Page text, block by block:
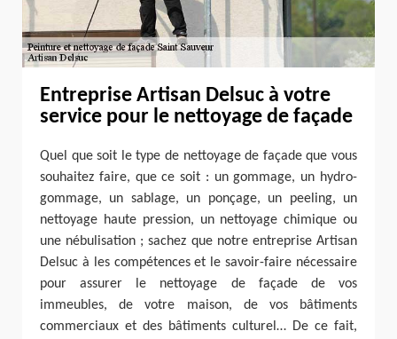
Entreprise Artisan Delsuc à votre
service pour le nettoyage de façade
Quel que soit le type de nettoyage de façade que vous
souhaitez faire, que ce soit : un gommage, un hydro-
gommage, un sablage, un ponçage, un peeling, un
nettoyage haute pression, un nettoyage chimique ou
une nébulisation ; sachez que notre entreprise Artisan
Delsuc à les compétences et le savoir-faire nécessaire
pour assurer le nettoyage de façade de vos
immeubles, de votre maison, de vos bâtiments
commerciaux et des bâtiments culturel… De ce fait,